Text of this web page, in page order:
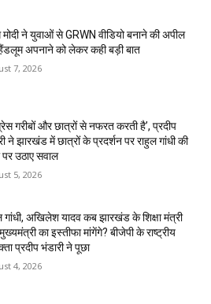
मोदी ने युवाओं से GRWN वीडियो बनाने की अपील
अपनाने को लेकर कही बड़ी बात
7, 2026
गरीबों और छात्रों से नफरत करती है’, प्रदीप
ने झारखंड में छात्रों के प्रदर्शन पर राहुल गांधी की
पर उठाए सवाल
5, 2026
गांधी, अखिलेश यादव कब झारखंड के शिक्षा मंत्री
का इस्तीफा मांगेंगे? बीजेपी के राष्ट्रीय
प्रदीप भंडारी ने पूछा
4, 2026